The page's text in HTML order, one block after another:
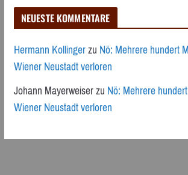
NEUESTE KOMMENTARE
Hermann KollingerzuNö: Mehrere hundert
Wiener Neustadt verloren
Johann MayerweiserzuNö: Mehrere
Wiener Neustadt verloren